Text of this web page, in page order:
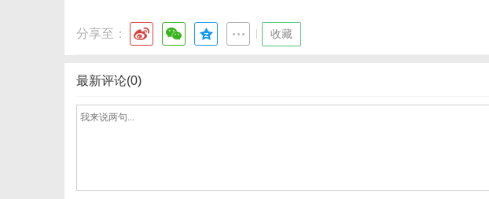
分享至： 收藏
最新评论(0)